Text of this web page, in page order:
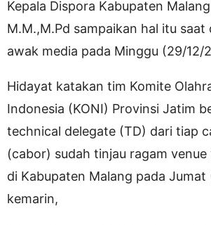
Kepala Dispora Kabupaten
M.M.,M.Pd sampaikan hal itu
awak media pada Minggu (29/12/
Hidayat katakan tim Komite
Indonesia (KONI) Provinsi Jatim
technical delegate (TD) dari tiap
(cabor) sudah tinjau ragam
di Kabupaten Malang pada
kemarin,